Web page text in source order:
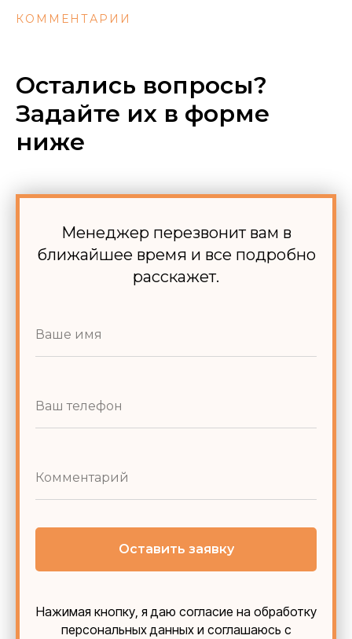
КОММЕНТАРИИ
Остались вопросы?
Задайте их в форме
ниже
Менеджер перезвонит вам в
ближайшее время и все подробно
расскажет.
Оставить заявку
Нажимая кнопку, я даю согласие на обработку
персональных данных и соглашаюсь c